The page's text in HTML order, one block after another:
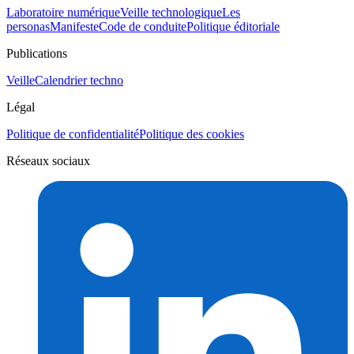
Laboratoire numériqueVeille technologiqueLes
personasManifesteCode de conduitePolitique éditoriale
Publications
VeilleCalendrier techno
Légal
Politique de confidentialitéPolitique des cookies
Réseaux sociaux